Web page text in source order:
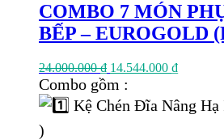
COMBO 7 MÓN
BẾP – EUROGOLD
24.000.000₫ Giá
gốc
24.000.000 ₫.
14.544.000 ₫Giá
là:
Combo gồm :
Kệ Chén Đĩa Nâng
)